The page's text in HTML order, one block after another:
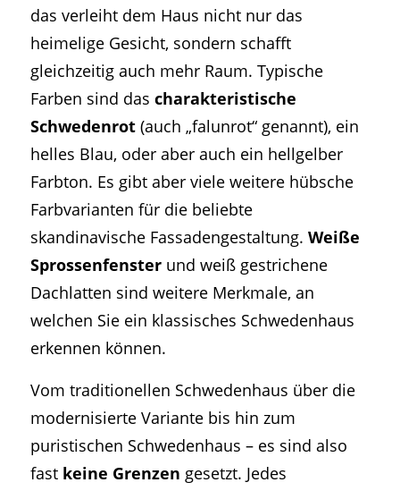
das verleiht dem Haus nicht nur das
heimelige Gesicht, sondern schafft
gleichzeitig auch mehr Raum. Typische
Farben sind das charakteristische
Schwedenrot(auch „falunrot“ genannt), ein
helles Blau, oder aber auch ein hellgelber
Farbton. Es gibt aber viele weitere hübsche
Farbvarianten für die beliebte
skandinavische Fassadengestaltung. Weiße
Sprossenfensterund weiß gestrichene
Dachlatten sind weitere Merkmale, an
welchen Sie ein klassisches Schwedenhaus
erkennen können.
Vom traditionellen Schwedenhaus über die
modernisierte Variante bis hin zum
puristischen Schwedenhaus – es sind also
fast keine Grenzen gesetzt. Jedes